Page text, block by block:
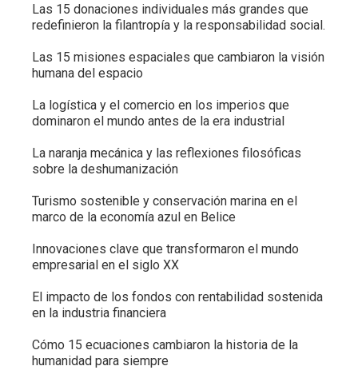
Las 15 donaciones individuales más grandes que
redefinieron la filantropía y la responsabilidad social.
Las 15 misiones espaciales que cambiaron la visión
humana del espacio
La logística y el comercio en los imperios que
dominaron el mundo antes de la era industrial
La naranja mecánica y las reflexiones filosóficas
sobre la deshumanización
Turismo sostenible y conservación marina en el
marco de la economía azul en Belice
Innovaciones clave que transformaron el mundo
empresarial en el siglo XX
El impacto de los fondos con rentabilidad sostenida
en la industria financiera
Cómo 15 ecuaciones cambiaron la historia de la
humanidad para siempre